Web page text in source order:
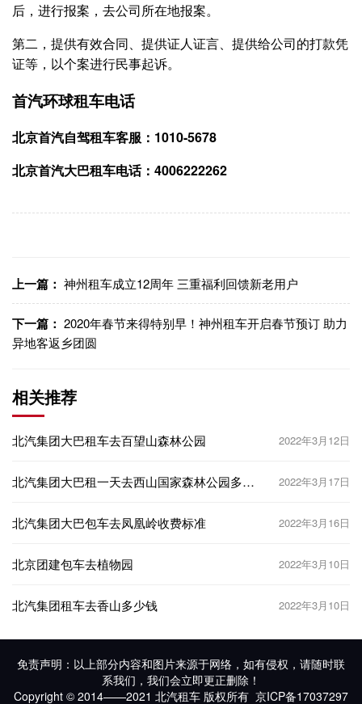
后，进行报案，去公司所在地报案。
第二，提供有效合同、提供证人证言、提供给公司的打款凭
证等，以个案进行民事起诉。
首汽环球租车电话
北京首汽自驾租车客服：1010-5678
北京首汽大巴租车电话：4006222262
上一篇： 神州租车成立12周年 三重福利回馈新老用户
下一篇： 2020年春节来得特别早！神州租车开启春节预订 助力
异地客返乡团圆
相关推荐
北汽集团大巴租车去百望山森林公园 2022年3月12日
北汽集团大巴租一天去西山国家森林公园多少
2022年3月17日
北汽集团大巴包车去凤凰岭收费标准 2022年3月16日
北京团建包车去植物园 2022年3月10日
北汽集团租车去香山多少钱 2022年3月10日
免责声明：以上部分内容和图片来源于网络，如有侵权，请随时联
系我们，我们会立即更正删除！
Copyright © 2014——2021 北汽租车 版权所有 京ICP备17037297